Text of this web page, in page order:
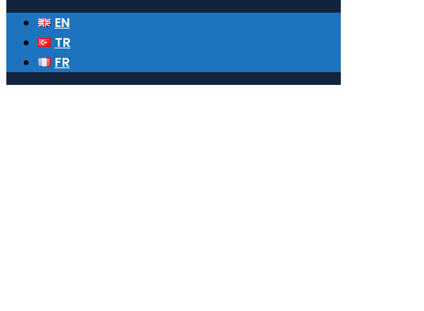
EN
TR
FR